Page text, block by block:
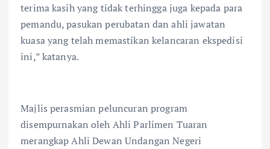
terima kasih yang tidak terhingga juga kepada para
pemandu, pasukan perubatan dan ahli jawatan
kuasa yang telah memastikan kelancaran ekspedisi
ini,” katanya.
Majlis perasmian peluncuran program
disempurnakan oleh Ahli Parlimen Tuaran
merangkap Ahli Dewan Undangan Negeri